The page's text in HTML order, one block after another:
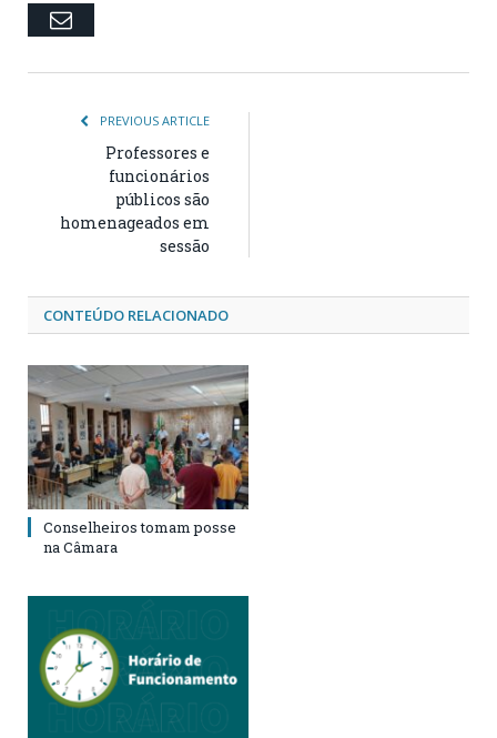
Email
PREVIOUS ARTICLE
Professores e
funcionários
públicos são
homenageados em
sessão
CONTEÚDO RELACIONADO
Conselheiros tomam posse
na Câmara